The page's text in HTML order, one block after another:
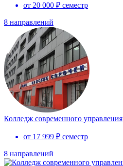
от 20 000 ₽ семестр
8 направлений
Колледж современного управления
от 17 999 ₽ семестр
8 направлений